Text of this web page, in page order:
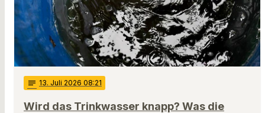
notes 13. Juli 2026 08:21
Wird das Trinkwasser knapp? Was die